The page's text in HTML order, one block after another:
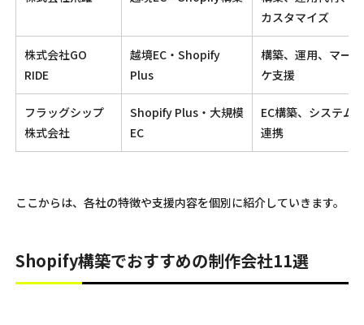
カスタマイズ
株式会社GO
RIDE
越境EC・Shopify
Plus
構築、運用、マー
ケ支援
フラッグシップ
株式会社
Shopify Plus・大規模
EC
EC構築、システム
連携
ここからは、各社の特徴や支援内容を個別に紹介していきます。
Shopify構築でおすすめの制作会社11選